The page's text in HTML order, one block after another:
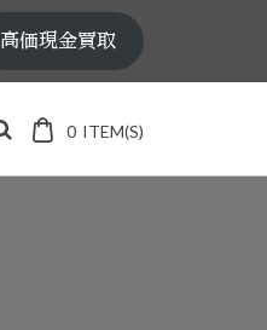
高価現金買取
0 ITEM(S)